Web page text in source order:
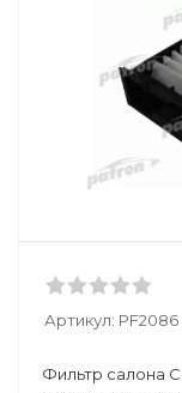
Артикул: PF2086
Фильтр салона